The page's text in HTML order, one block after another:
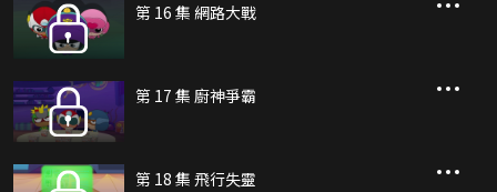
第 16 集 網路大戰
第 17 集 廚神爭霸
第 18 集 飛行失靈